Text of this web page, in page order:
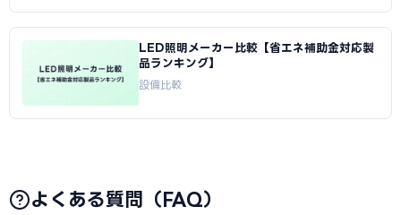
LED照明メーカー比較【省エネ補助金対応製
品ランキング】
設備比較
よくある質問（FAQ）